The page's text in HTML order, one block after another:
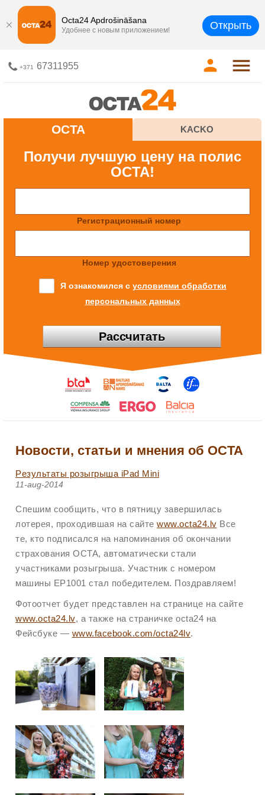
Octa24 Apdrošināšana
Удобнее с новым приложением! Открыть
+371 67311955
OCTA KACKO
Получи лучшую цену на полис
OCTA!
Регистрационный номер
Номер удостоверения
Я ознакомился с условиями обработки
персональных данных
Рассчитать
Новости, статьи и мнения об OCTA
Pезультаты розыгрыша iPad Mini
11-aug-2014
Cпешим сообщить, что в пятницу завершилась
лотерея, проходившая на сайте www.octa24.lv Все
те, кто подписался на напоминания об окончании
страхования OCTA, автоматически стали
участниками розыгрыша. Участник с номером
машины ЕР1001 стал победителем. Поздравляем!
Фотоотчет будет представлен на странице на сайте
www.octa24.lv, а также на страничке octa24 на
Фейсбуке — www.facebook.com/octa24lv.